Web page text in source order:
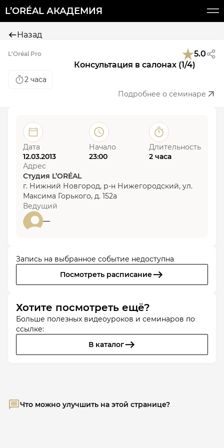
L’ORÉAL АКАДЕМИЯ
Назад
L'Oréal Pro
5.0
Консультация в салонах (1/4)
2 часа
Подробнее о семинаре
Дата
12.03.2013
Начало
23:00
Длительность
2 часа
Адрес
Студия L’ORÉAL
г. Нижний Новгород, р-н Нижегородский, ул.
Максима Горького, д. 152а
Ведущий
—
Запись на выбранное событие недоступна
Посмотреть расписание
Хотите посмотреть ещё?
Больше полезных видеоуроков и семинаров по
ссылке:
В каталог
Что можно улучшить на этой странице?